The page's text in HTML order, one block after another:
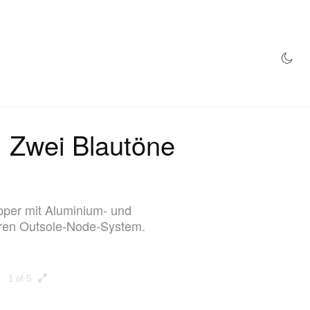
Zwei Blautöne
mit Aluminium- und
Outsole-Node-System.
1 of 5